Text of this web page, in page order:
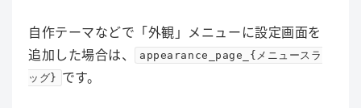
自作テーマなどで「外観」メニューに設定画面を
追加した場合は、
appearance_page_{メニュースラ
ッグ} です。